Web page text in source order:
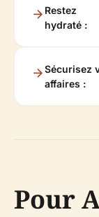
Restez
hydraté :
Sécurisez
affaires :
Pour